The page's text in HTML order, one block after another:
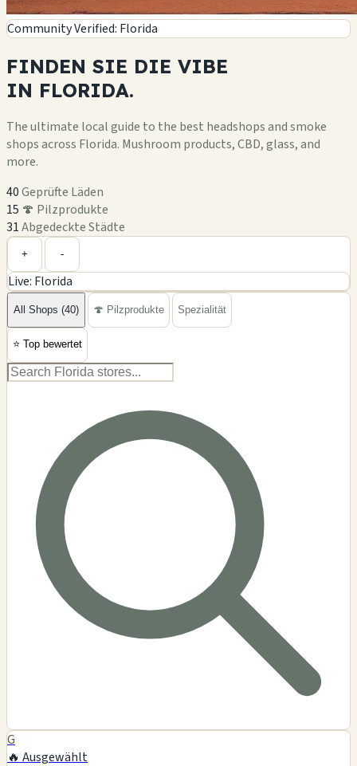
Community Verified: Florida
FINDEN SIE DIE VIBE
IN FLORIDA.
The ultimate local guide to the best headshops and smoke
shops across Florida. Mushroom products, CBD, glass, and
more.
40Geprüfte Läden
15 🍄 Pilzprodukte
31Abgedeckte Städte
−
+ -
Live: Florida
All Shops (40) 🍄 Pilzprodukte Spezialität
⭐ Top bewertet
G
🔥 Ausgewählt